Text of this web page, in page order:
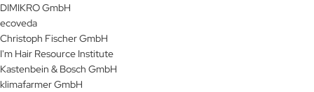
DIMIKRO GmbH
ecoveda
Christoph Fischer GmbH
I'm Hair Resource Institute
Kastenbein & Bosch GmbH
klimafarmer GmbH